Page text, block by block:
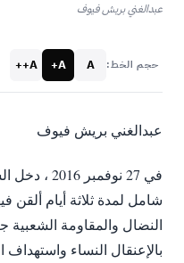
عبدالغني بريش فيوف
حجم الخط: A
A+
A++
عبدالغني بريش فيوف
في 27
شامل لمدة ثلاثة أيام ألقن
النضال والمقاومة
بالإعنقال النساء